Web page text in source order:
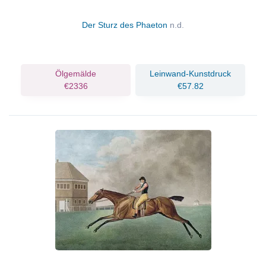
Der Sturz des Phaeton n.d.
Ölgemälde
€2336
Leinwand-Kunstdruck
€57.82